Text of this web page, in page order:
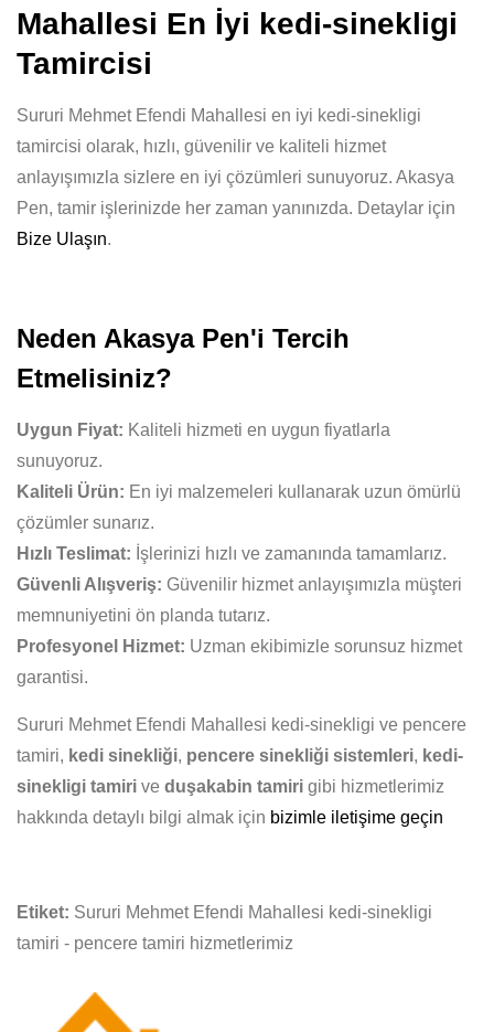
Mahallesi En İyi kedi-sinekligi
Tamircisi
Sururi Mehmet Efendi Mahallesi en iyi kedi-sinekligi
tamircisi olarak, hızlı, güvenilir ve kaliteli hizmet
anlayışımızla sizlere en iyi çözümleri sunuyoruz. Akasya
Pen, tamir işlerinizde her zaman yanınızda. Detaylar için
Bize Ulaşın.
Neden Akasya Pen'i Tercih
Etmelisiniz?
Uygun Fiyat: Kaliteli hizmeti en uygun fiyatlarla
sunuyoruz.
Kaliteli Ürün: En iyi malzemeleri kullanarak uzun ömürlü
çözümler sunarız.
Hızlı Teslimat: İşlerinizi hızlı ve zamanında tamamlarız.
Güvenli Alışveriş: Güvenilir hizmet anlayışımızla müşteri
memnuniyetini ön planda tutarız.
Profesyonel Hizmet: Uzman ekibimizle sorunsuz hizmet
garantisi.
Sururi Mehmet Efendi Mahallesi kedi-sinekligi ve pencere
tamiri, kedi sinekliği, pencere sinekliği sistemleri, kedi-
sinekligi tamiri ve duşakabin tamiri gibi hizmetlerimiz
hakkında detaylı bilgi almak için bizimle iletişime geçin
Etiket: Sururi Mehmet Efendi Mahallesi kedi-sinekligi
tamiri - pencere tamiri hizmetlerimiz